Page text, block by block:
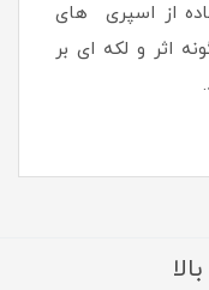
از اسپری های
اثر و لکه ای بر